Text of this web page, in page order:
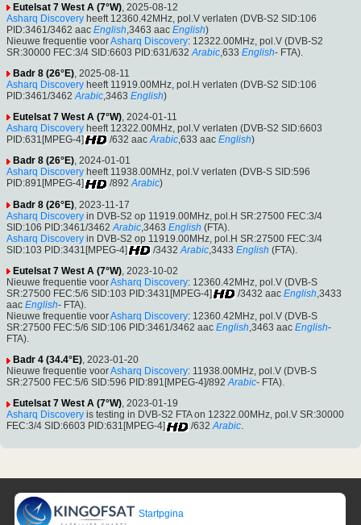
Eutelsat 7 West A (7°W), 2025-08-12
Asharq Discovery heeft 12360.42MHz, pol.V verlaten (DVB-S2 SID:106
PID:3461/3462 aac English,3463 aac English)
Nieuwe frequentie voorAsharq Discovery: 12322.00MHz, pol.V (DVB-S2
SR:30000 FEC:3/4 SID:6603 PID:631/632 Arabic,633 English- FTA).
Badr 8 (26°E), 2025-08-11
Asharq Discovery heeft 11919.00MHz, pol.H verlaten (DVB-S2 SID:106
PID:3461/3462 Arabic,3463 English)
Eutelsat 7 West A (7°W), 2024-01-11
Asharq Discovery heeft 12322.00MHz, pol.V verlaten (DVB-S2 SID:6603
PID:631[MPEG-4]
/632 aac Arabic,633 aac English)
Badr 8 (26°E), 2024-01-01
Asharq Discovery heeft 11938.00MHz, pol.V verlaten (DVB-S SID:596
PID:891[MPEG-4]
/892 Arabic)
Badr 8 (26°E) , 2023-11-17
Asharq Discovery in DVB-S2 op 11919.00MHz, pol.H SR:27500 FEC:3/4
SID:106 PID:3461/3462 Arabic ,3463 English (FTA).
Asharq Discovery in DVB-S2 op 11919.00MHz, pol.H SR:27500 FEC:3/4
SID:103 PID:3431[MPEG-4]
/3432 Arabic ,3433 English (FTA).
Eutelsat 7 West A (7°W), 2023-10-02
Nieuwe frequentie voorAsharq Discovery: 12360.42MHz, pol.V (DVB-S
SR:27500 FEC:5/6 SID:103 PID:3431[MPEG-4]
/3432 aac English,3433
aac English- FTA).
Nieuwe frequentie voorAsharq Discovery: 12360.42MHz, pol.V (DVB-S
SR:27500 FEC:5/6 SID:106 PID:3461/3462 aac English,3463 aac English-
FTA).
Badr 4 (34.4°E), 2023-01-20
Nieuwe frequentie voorAsharq Discovery: 11938.00MHz, pol.V (DVB-S
SR:27500 FEC:5/6 SID:596 PID:891[MPEG-4]/892 Arabic- FTA).
Eutelsat 7 West A (7°W), 2023-01-19
Asharq Discovery is testing in DVB-S2 FTA on 12322.00MHz, pol.V SR:30000
FEC:3/4 SID:6603 PID:631[MPEG-4]
/632 Arabic.
Startpgina